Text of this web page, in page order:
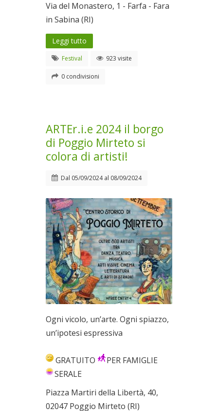
Via del Monastero, 1 - Farfa - Fara
in Sabina (RI)
Leggi tutto
Festival 923 visite
0 condivisioni
ARTEr.i.e 2024 il borgo
di Poggio Mirteto si
colora di artisti!
Dal 05/09/2024al 08/09/2024
Ogni vicolo, un’arte. Ogni spiazzo,
un’ipotesi espressiva
GRATUITO
PER FAMIGLIE
SERALE
Piazza Martiri della Libertà, 40,
02047 Poggio Mirteto (RI)